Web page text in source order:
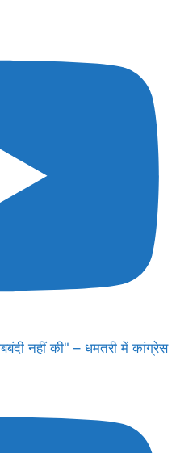
नहीं की" – धमतरी में कांग्रेस